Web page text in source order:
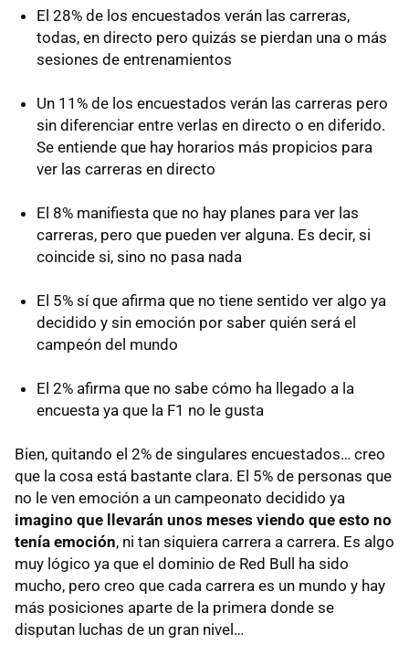
El 28% de los encuestados verán las carreras,
todas, en directo pero quizás se pierdan una o más
sesiones de entrenamientos
Un 11% de los encuestados verán las carreras pero
sin diferenciar entre verlas en directo o en diferido.
Se entiende que hay horarios más propicios para
ver las carreras en directo
El 8% manifiesta que no hay planes para ver las
carreras, pero que pueden ver alguna. Es decir, si
coincide si, sino no pasa nada
El 5% sí que afirma que no tiene sentido ver algo ya
decidido y sin emoción por saber quién será el
campeón del mundo
El 2% afirma que no sabe cómo ha llegado a la
encuesta ya que la F1 no le gusta
Bien, quitando el 2% de singulares encuestados… creo
que la cosa está bastante clara. El 5% de personas que
no le ven emoción a un campeonato decidido ya
imagino que llevarán unos meses viendo que esto no
tenía emoción, ni tan siquiera carrera a carrera. Es algo
muy lógico ya que el dominio de Red Bull ha sido
mucho, pero creo que cada carrera es un mundo y hay
más posiciones aparte de la primera donde se
disputan luchas de un gran nivel…